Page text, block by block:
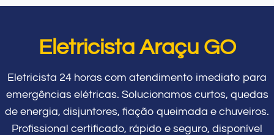
Eletricista Araçu GO
Eletricista 24 horas com atendimento imediato para
emergências elétricas. Solucionamos curtos, quedas
de energia, disjuntores, fiação queimada e chuveiros.
Profissional certificado, rápido e seguro, disponível